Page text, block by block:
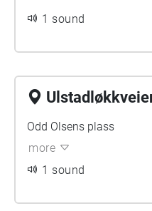
1 sound
Odd Olsens plass
more
1 sound